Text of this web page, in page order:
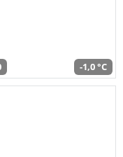
-1,0 °C